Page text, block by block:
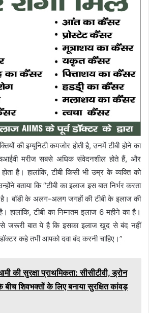
की इम्यूनिटी कमजोर होती है, उनमें टीबी होने का
मरीज सबसे अधिक संवेदनशील होते हैं, और
है। हालांकि, टीबी किसी भी उम्र के व्यक्ति को
बताया कि “टीबी का इलाज इस बात निर्भर करता
है। बॉडी के अलग-अलग जगहों की टीबी के इलाज की
हालांकि, टीबी का निम्‍नतम इलाज 6 महीने का है।
जरूरी बात ये है कि इसका इलाज खुद से बंद नहीं
कहे तभी आपको दवा बंद करनी चाहिए।”
की सुरक्षा प्राथमिकता: सीसीटीवी, ड्रोन
शिवभक्तों के लिए बनाया सुरक्षित कांवड़